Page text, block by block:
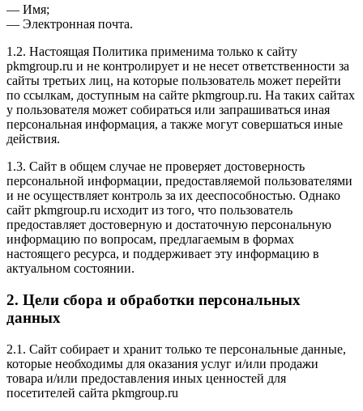
— Имя;
— Электронная почта.
1.2. Настоящая Политика применима только к сайту
pkmgroup.ru и не контролирует и не несет ответственности за
сайты третьих лиц, на которые пользователь может перейти
по ссылкам, доступным на сайте pkmgroup.ru. На таких сайтах
у пользователя может собираться или запрашиваться иная
персональная информация, а также могут совершаться иные
действия.
1.3. Сайт в общем случае не проверяет достоверность
персональной информации, предоставляемой пользователями
и не осуществляет контроль за их дееспособностью. Однако
сайт pkmgroup.ru исходит из того, что пользователь
предоставляет достоверную и достаточную персональную
информацию по вопросам, предлагаемым в формах
настоящего ресурса, и поддерживает эту информацию в
актуальном состоянии.
2. Цели сбора и обработки персональных
данных
2.1. Сайт собирает и хранит только те персональные данные,
которые необходимы для оказания услуг и/или продажи
товара и/или предоставления иных ценностей для
посетителей сайта pkmgroup.ru